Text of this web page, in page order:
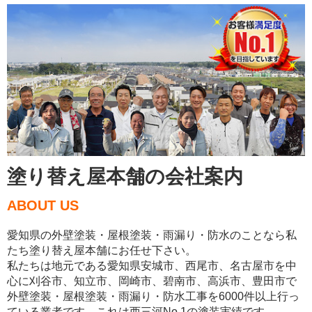
塗り替え屋本舗の会社案内
ABOUT US
愛知県の外壁塗装・屋根塗装・雨漏り・防水のことなら私
たち塗り替え屋本舗にお任せ下さい。
私たちは地元である愛知県安城市、西尾市、名古屋市を中
心に刈谷市、知立市、岡崎市、碧南市、高浜市、豊田市で
外壁塗装・屋根塗装・雨漏り・防水工事を6000件以上行っ